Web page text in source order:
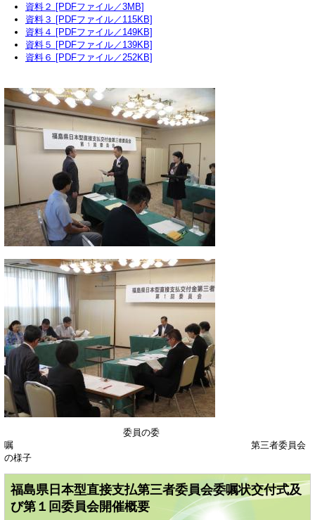
資料２ [PDFファイル／3MB]
資料３ [PDFファイル／115KB]
資料４ [PDFファイル／149KB]
資料５ [PDFファイル／139KB]
資料６ [PDFファイル／252KB]
委員の委
嘱 第三者委員会
の様子
福島県日本型直接支払第三者委員会委嘱状交付式及
び第１回委員会開催概要